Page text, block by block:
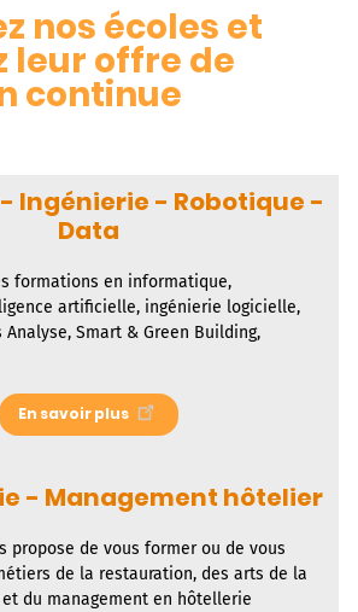
nos écoles et
leur offre de
continue
Ingénierie - Robotique -
Data
formations en informatique,
artificielle, ingénierie logicielle,
Smart & Green Building,
En savoir plus
- Management hôtelier
propose de vous former ou de vous
de la restauration, des arts de la
du management en hôtellerie